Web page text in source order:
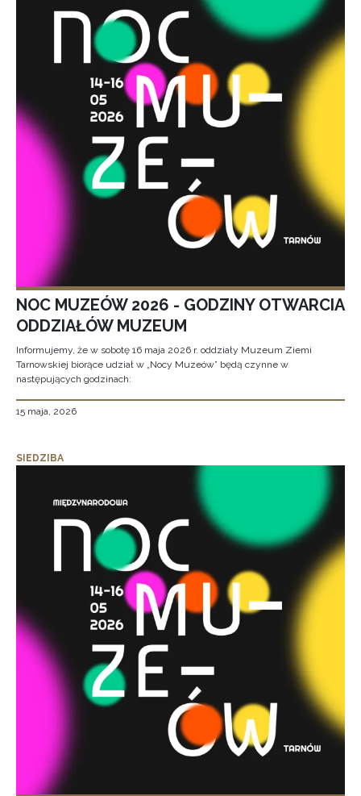
NOC MUZEÓW 2026 - GODZINY OTWARCIA
ODDZIAŁÓW MUZEUM
Informujemy, że w sobotę 16 maja 2026 r. oddziały Muzeum Ziemi
Tarnowskiej biorące udział w „Nocy Muzeów” będą czynne w
następujących godzinach:
15 maja, 2026
SIEDZIBA